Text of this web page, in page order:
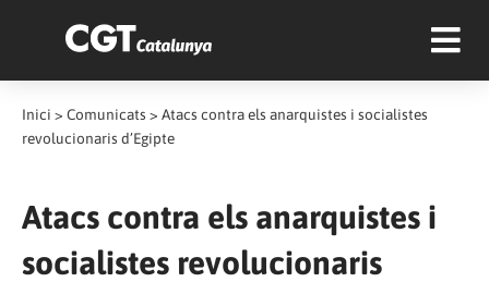
Inici > Comunicats > Atacs contra els anarquistes i socialistes
revolucionaris d’Egipte
Atacs contra els anarquistes i
socialistes revolucionaris